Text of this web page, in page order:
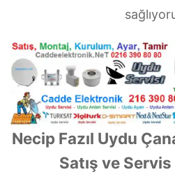
Necip Fazıl Uydu
Satış ve